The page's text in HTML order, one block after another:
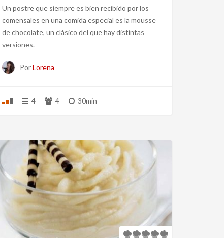
Un postre que siempre es bien recibido por los
comensales en una comida especial es la mousse
de chocolate, un clásico del que hay distintas
versiones.
PorLorena
4 4 30min